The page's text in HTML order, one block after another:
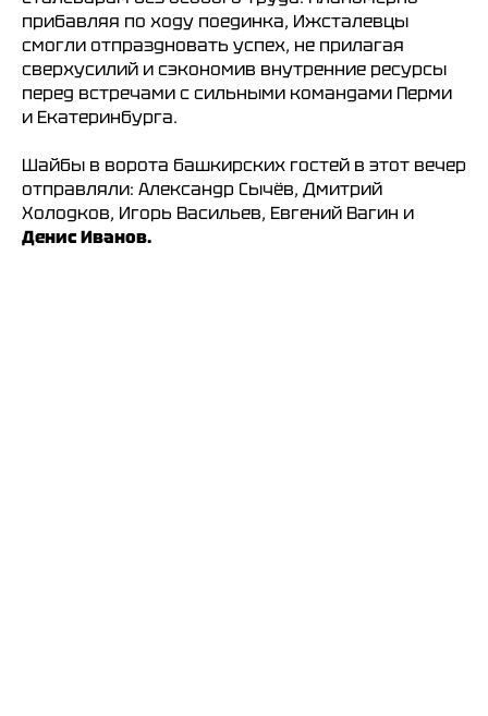
прибавляя по ходу поединка, Ижсталевцы
смогли отпраздновать успех, не прилагая
сверхусилий и сэкономив внутренние ресурсы
перед встречами с сильными командами Перми
и Екатеринбурга.
Шайбы в ворота башкирских гостей в этот вечер
отправляли: Александр Сычёв, Дмитрий
Холодков, Игорь Васильев, Евгений Вагин и
Денис Иванов.